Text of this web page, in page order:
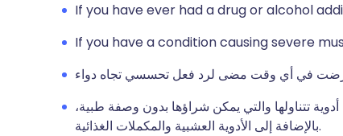
If you have ever had a drug or alcohol
If you have a condition causing severe
تتناولها والتي يمكن شراؤها بدون وصفة طبية،
بالإضافة إلى الأدوية العشبية والمكملات الغذائية.